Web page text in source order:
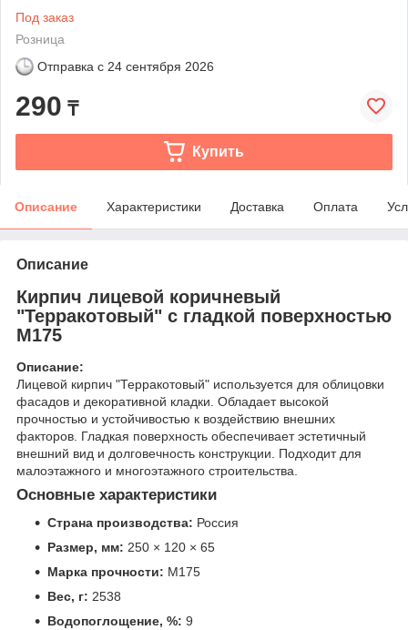
Под заказ
Розница
Отправка с 24 сентября 2026
290 ₸
Купить
Описание Характеристики Доставка Оплата
Описание
Кирпич лицевой коричневый
"Терракотовый" с гладкой поверхностью
М175
Описание:
Лицевой кирпич "Терракотовый" используется для облицовки
фасадов и декоративной кладки. Обладает высокой
прочностью и устойчивостью к воздействию внешних
факторов. Гладкая поверхность обеспечивает эстетичный
внешний вид и долговечность конструкции. Подходит для
малоэтажного и многоэтажного строительства.
Основные характеристики
Страна производства: Россия
Размер, мм: 250 × 120 × 65
Марка прочности: М175
Вес, г: 2538
Водопоглощение, %: 9